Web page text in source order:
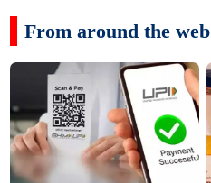
From around the web